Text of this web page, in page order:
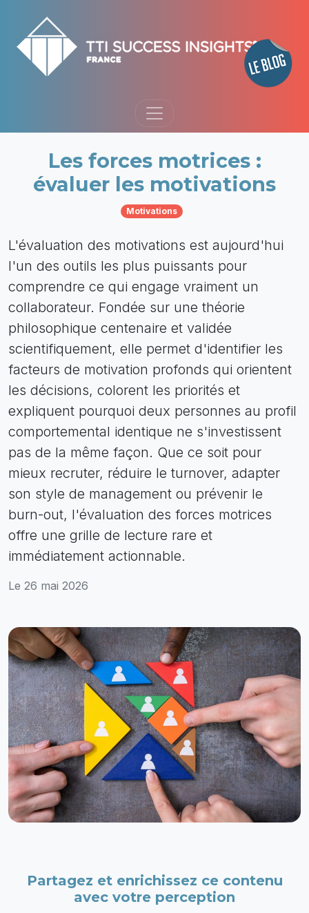
Les forces motrices :
évaluer les motivations
Motivations
L'évaluation des motivations est aujourd'hui
l'un des outils les plus puissants pour
comprendre ce qui engage vraiment un
collaborateur. Fondée sur une théorie
philosophique centenaire et validée
scientifiquement, elle permet d'identifier les
facteurs de motivation profonds qui orientent
les décisions, colorent les priorités et
expliquent pourquoi deux personnes au profil
comportemental identique ne s'investissent
pas de la même façon. Que ce soit pour
mieux recruter, réduire le turnover, adapter
son style de management ou prévenir le
burn-out, l'évaluation des forces motrices
offre une grille de lecture rare et
immédiatement actionnable.
Le 26 mai 2026
Partagez et enrichissez ce contenu
avec votre perception